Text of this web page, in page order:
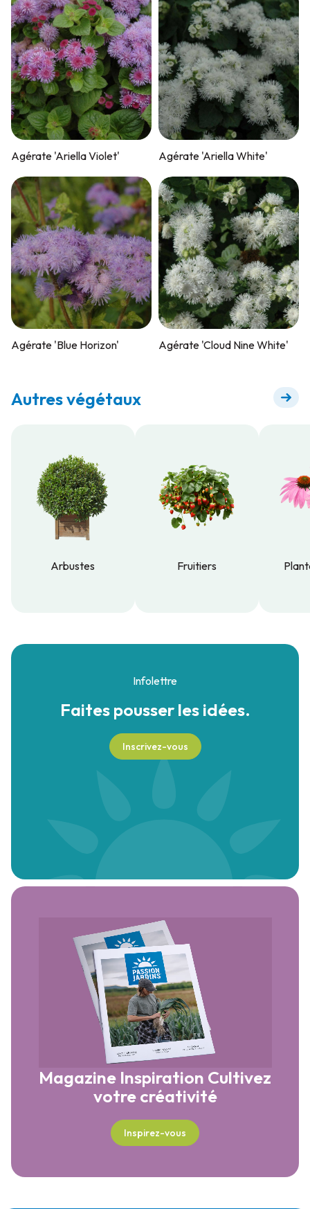
Agérate 'Ariella Violet' Agérate 'Ariella White'
Agérate 'Blue Horizon' Agérate 'Cloud Nine White'
Autres végétaux
Arbustes
Fruitiers
Infolettre
Faites pousserles idées.
Inscrivez-vous
Magazine Inspiration Cultivez
votre créativité
Inspirez-vous